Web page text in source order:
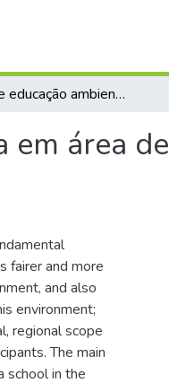
Práxis de educação ambiental: o caso de uma escola em área de palafitas, no município de Afuá, Pará - Brasil
em área de
fairer and more
and also
environment;
regional scope
The main
school in the